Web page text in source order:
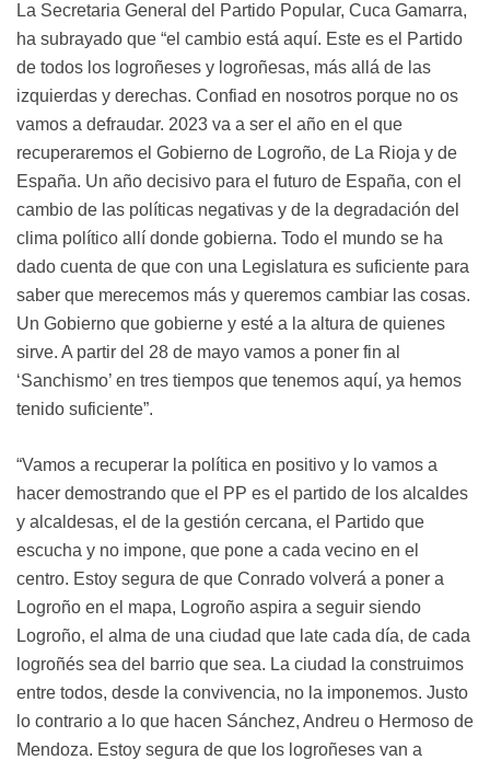
La Secretaria General del Partido Popular, Cuca Gamarra,
ha subrayado que “el cambio está aquí. Este es el Partido
de todos los logroñeses y logroñesas, más allá de las
izquierdas y derechas. Confiad en nosotros porque no os
vamos a defraudar. 2023 va a ser el año en el que
recuperaremos el Gobierno de Logroño, de La Rioja y de
España. Un año decisivo para el futuro de España, con el
cambio de las políticas negativas y de la degradación del
clima político allí donde gobierna. Todo el mundo se ha
dado cuenta de que con una Legislatura es suficiente para
saber que merecemos más y queremos cambiar las cosas.
Un Gobierno que gobierne y esté a la altura de quienes
sirve. A partir del 28 de mayo vamos a poner fin al
‘Sanchismo’ en tres tiempos que tenemos aquí, ya hemos
tenido suficiente”.
“Vamos a recuperar la política en positivo y lo vamos a
hacer demostrando que el PP es el partido de los alcaldes
y alcaldesas, el de la gestión cercana, el Partido que
escucha y no impone, que pone a cada vecino en el
centro. Estoy segura de que Conrado volverá a poner a
Logroño en el mapa, Logroño aspira a seguir siendo
Logroño, el alma de una ciudad que late cada día, de cada
logroñés sea del barrio que sea. La ciudad la construimos
entre todos, desde la convivencia, no la imponemos. Justo
lo contrario a lo que hacen Sánchez, Andreu o Hermoso de
Mendoza. Estoy segura de que los logroñeses van a